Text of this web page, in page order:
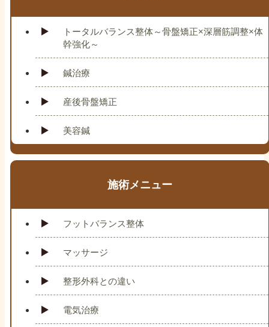
トータルバランス整体～骨盤矯正×深層筋調整×体
幹強化～
鍼治療
産後骨盤矯正
美容鍼
施術メニュー
フットバランス整体
マッサージ
整形外科との違い
電気治療